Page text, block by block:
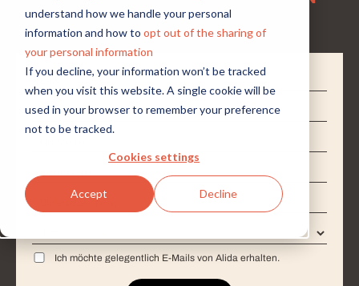
understand how we handle your personal
information and how to opt out of the sharing of
your personal information
If you decline, your information won’t be tracked
when you visit this website. A single cookie will be
used in your browser to remember your preference
not to be tracked.
Cookies settings
Accept Decline
E-Mail*
Vorname*
Stellenbezeichnung
Ich möchte gelegentlich E-Mails von Alida erhalten.
UND ZU BEHALTEN